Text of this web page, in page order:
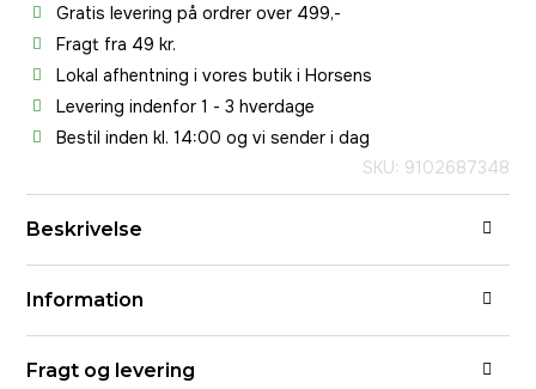
Gratis levering på ordrer over 499,-
Fragt fra 49 kr.
Lokal afhentning i vores butik i Horsens
Levering indenfor 1 - 3 hverdage
Bestil inden kl. 14:00 og vi sender i dag
SKU: 9102687348
Beskrivelse
Information
Fragt og levering